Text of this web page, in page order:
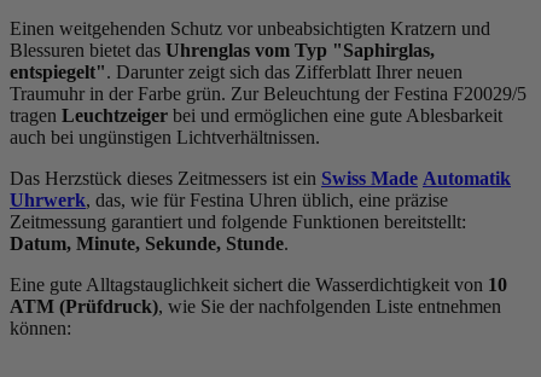
Einen weitgehenden Schutz vor unbeabsichtigten Kratzern und
Blessuren bietet das Uhrenglas vom Typ "Saphirglas,
entspiegelt". Darunter zeigt sich das Zifferblatt Ihrer neuen
Traumuhr in der Farbe grün. Zur Beleuchtung der Festina F20029/5
tragen Leuchtzeiger bei und ermöglichen eine gute Ablesbarkeit
auch bei ungünstigen Lichtverhältnissen.
Das Herzstück dieses Zeitmessers ist ein Swiss Made Automatik
Uhrwerk, das, wie für Festina Uhren üblich, eine präzise
Zeitmessung garantiert und folgende Funktionen bereitstellt:
Datum, Minute, Sekunde, Stunde.
Eine gute Alltagstauglichkeit sichert die Wasserdichtigkeit von 10
ATM (Prüfdruck), wie Sie der nachfolgenden Liste entnehmen
können: